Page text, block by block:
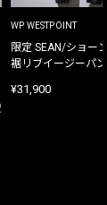
WP WESTPOINT
限定 SEAN/ショー
裾リブイージーパ
¥31,900